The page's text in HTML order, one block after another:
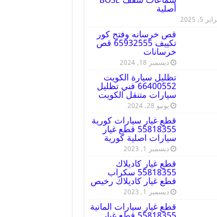
أصلية
5, 2025
قص خرسانه وفتح كور
تكييف 65932555 قص
خرسانات
ديسمبر 18, 2024
تظليل سيارة الكويت
66400552 فني تظليل
سيارات متنقل الكويت
يونيو 28, 2024
قطع غيار سيارات كورية
55818355 قطع غيار
سيارات اصلية كورية
ديسمبر 1, 2023
قطع غيار كاديلاك
55818355 سكراب
قطع غيار كاديلاك رخيص
ديسمبر 1, 2023
قطع غيار سيارات المانية